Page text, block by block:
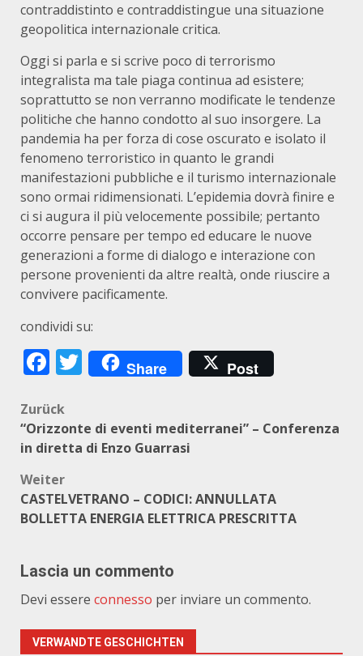
contraddistinto e contraddistingue una situazione
geopolitica internazionale critica.
Oggi si parla e si scrive poco di terrorismo
integralista ma tale piaga continua ad esistere;
soprattutto se non verranno modificate le tendenze
politiche che hanno condotto al suo insorgere. La
pandemia ha per forza di cose oscurato e isolato il
fenomeno terroristico in quanto le grandi
manifestazioni pubbliche e il turismo internazionale
sono ormai ridimensionati. L’epidemia dovrà finire e
ci si augura il più velocemente possibile; pertanto
occorre pensare per tempo ed educare le nuove
generazioni a forme di dialogo e interazione con
persone provenienti da altre realtà, onde riuscire a
convivere pacificamente.
condividi su:
Facebook
Twitter
Share Post
Beitragsnavigation
Zurück
“Orizzonte di eventi mediterranei” – Conferenza
in diretta di Enzo Guarrasi
Weiter
CASTELVETRANO – CODICI: ANNULLATA
BOLLETTA ENERGIA ELETTRICA PRESCRITTA
Lascia un commento
Devi essere connesso per inviare un commento.
VERWANDTE GESCHICHTEN